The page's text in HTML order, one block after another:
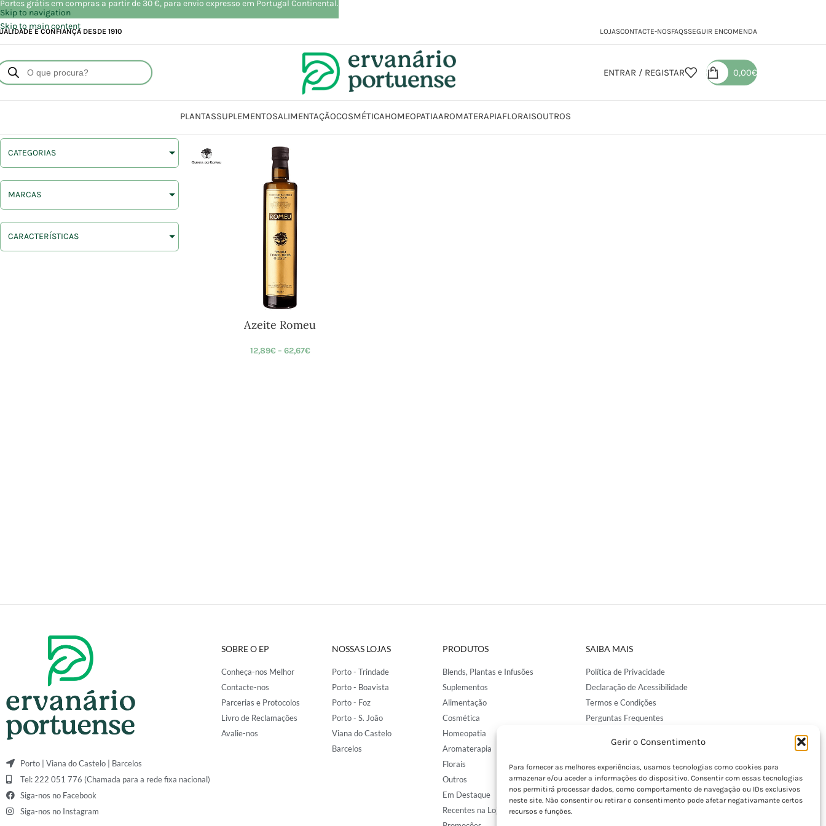
Gerir o Consentimento
Para fornecer as melhores experiências, usamos tecnologias como cookies para
armazenar e/ou aceder a informações do dispositivo. Consentir com essas tecnologias
nos permitirá processar dados, como comportamento de navegação ou IDs exclusivos
neste site. Não consentir ou retirar o consentimento pode afetar negativamante certos
recursos e funções.
Skip to navigation
Skip to main content
E CONFIANÇA DESDE 1910 LOJASCONTACTE-NOSFAQSSEGUIR ENCOMENDA
ENTRAR / REGISTAR 0,00€
PLANTASSUPLEMENTOSALIMENTAÇÃOCOSMÉTICAHOMEOPATIAAROMATERAPIAFLORAISOUTROS
CATEGORIAS
MARCAS
CARACTERÍSTICAS
Azeite Romeu
12,89€ – 62,67€
Porto | Viana do Castelo | Barcelos
Tel: 222 051 776 (Chamada para a rede fixa nacional)
Siga-nos no Facebook
Siga-nos no Instagram
SOBRE O EP
Conheça-nos Melhor
Contacte-nos
Parcerias e Protocolos
Livro de Reclamações
Avalie-nos
NOSSAS LOJAS
Porto - Trindade
Porto - Boavista
Porto - Foz
Porto - S. João
Viana do Castelo
Barcelos
PRODUTOS
Blends, Plantas e Infusões
Suplementos
Alimentação
Cosmética
Homeopatia
Aromaterapia
Florais
Outros
Em Destaque
Recentes na Loja
SAIBA MAIS
Política de Privacidade
Declaração de Acessibilidade
Termos e Condições
Perguntas Frequentes
Encomendas Internacionais
Seguir Encomenda
Devoluções e Trocas
Portes grátis em compras a partir de 30 €, para envio expresso em Portugal Continental.